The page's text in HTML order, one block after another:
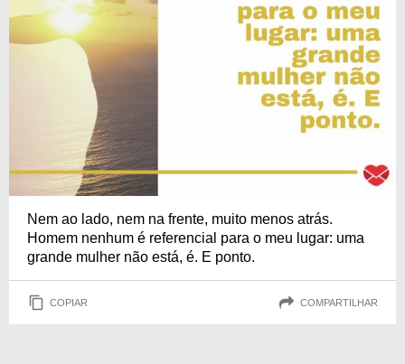
Nem ao lado, nem na frente, muito menos atrás.
Homem nenhum é referencial para o meu lugar: uma
grande mulher não está, é. E ponto.
COPIAR COMPARTILHAR